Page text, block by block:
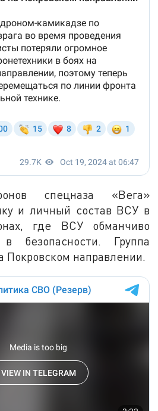
спецназа «Вега»
и личный состав ВСУ в
где ВСУ обманчиво
безопасности. Группа
Покровском направлении.